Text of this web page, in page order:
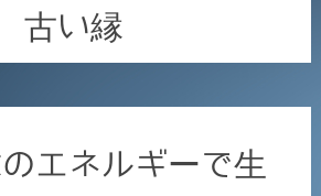
古い縁
エネルギーで生